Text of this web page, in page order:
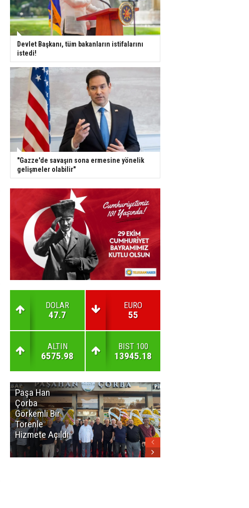
Devlet Başkanı, tüm bakanların istifalarını
istedi!
"Gazze'de savaşın sona ermesine yönelik
gelişmeler olabilir"
DOLAR
47.7
EURO
55
ALTIN
6575.98
BIST 100
13945.18
Paşa Han
Çorba
Görkemli Bir
Törenle
Hizmete Açıldı